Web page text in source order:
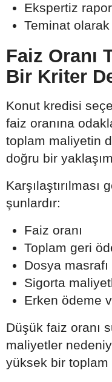
Ekspertiz
Teminat
Faiz Oranı
Bir Kriter
Konut kredisi
faiz oranına
toplam maliyetin
doğru bir
Karşılaştırılması
şunlardır:
Faiz oranı
Toplam geri
Dosya
Sigorta
Erken ödeme
Düşük faiz oranı
maliyetler
yüksek bir